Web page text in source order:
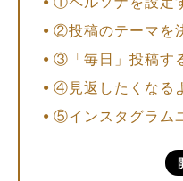
②投稿のテーマを
③「毎日」投稿す
④見返したくなる
⑤インスタグラム
フォロワーを増や